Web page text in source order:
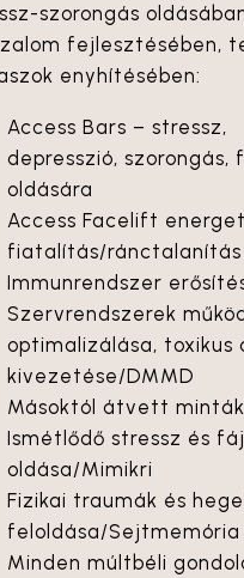
szorongás
fejlesztésében,
enyhítésében:
Access Bars – stressz,
depresszió, szorongás,
oldására
Access Facelift
fiatalítás/ránctalanítás
Immunrendszer
Szervrendszerek
optimalizálása, toxikus
kivezetése/DMMD
Másoktól átvett
Ismétlődő stressz és
oldása/Mimikri
Fizikai traumák és
feloldása/Sejtmemória
Minden múltbéli